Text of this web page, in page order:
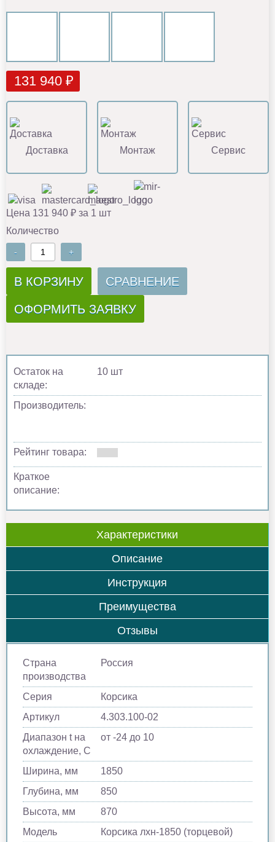
131 940 ₽
Доставка Монтаж Сервис
Цена 131 940 ₽ за 1 шт
Количество
- +
В КОРЗИНУ СРАВНЕНИЕ
ОФОРМИТЬ ЗАЯВКУ
Остаток на
складе:
10 шт
Производитель:
Рейтинг товара:
Краткое
описание:
Характеристики
Описание
Инструкция
Преимущества
Отзывы
Страна
производства
Россия
Серия
Корсика
Артикул
4.303.100-02
Диапазон t на
охлаждение, С
от -24 до 10
Ширина, мм
1850
Глубина, мм
850
Высота, мм
870
Модель
Корсика лхн-1850 (торцевой)